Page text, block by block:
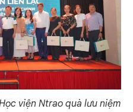
viện Ntrao quà lưu niệm